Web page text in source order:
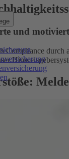
und
Compliance